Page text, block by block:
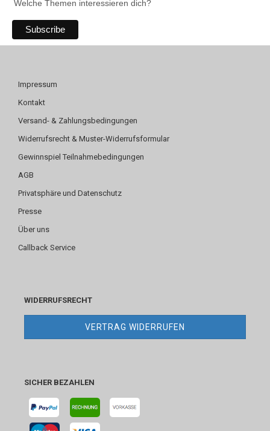
Welche Themen interessieren dich?
Impressum
Kontakt
Versand- & Zahlungsbedingungen
Widerrufsrecht & Muster-Widerrufsformular
Gewinnspiel Teilnahmebedingungen
AGB
Privatsphäre und Datenschutz
Presse
Über uns
Callback Service
WIDERRUFSRECHT
VERTRAG WIDERRUFEN
SICHER BEZAHLEN